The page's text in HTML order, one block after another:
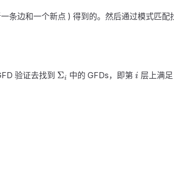
条边和一个新点 ) 得到的。然后通过模式匹配
验证去找到 \Sigma_i
Σi 中的 GFDs，即第 i
i 层上满